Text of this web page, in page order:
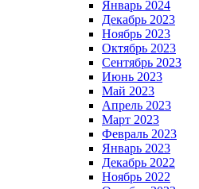
Январь 2024
Декабрь 2023
Ноябрь 2023
Октябрь 2023
Сентябрь 2023
Июнь 2023
Май 2023
Апрель 2023
Март 2023
Февраль 2023
Январь 2023
Декабрь 2022
Ноябрь 2022